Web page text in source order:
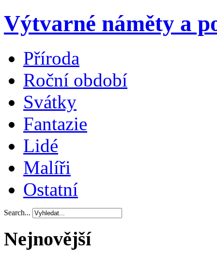
Výtvarné náměty a
Příroda
Roční období
Svátky
Fantazie
Lidé
Malíři
Ostatní
Search...
Nejnovější